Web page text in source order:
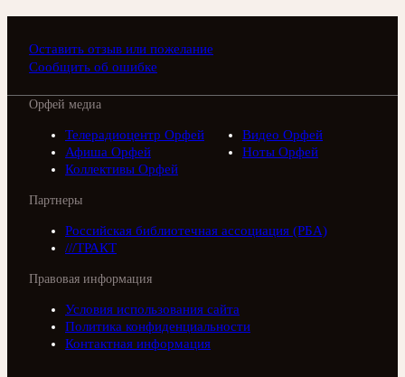
Оставить отзыв или пожелание
Сообщить об ошибке
Орфей медиа
Телерадиоцентр Орфей
Видео Орфей
Афиша Орфей
Ноты Орфей
Коллективы Орфей
Партнеры
Российская библиотечная ассоциация (РБА)
///ТРАКТ
Правовая информация
Условия использования сайта
Политика конфиденциальности
Контактная информация